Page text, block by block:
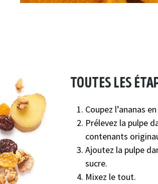
toutes les
Coupez l’ananas
Prélevez la pulpe
contenants
Ajoutez la pulpe
sucre.
Mixez le tout.